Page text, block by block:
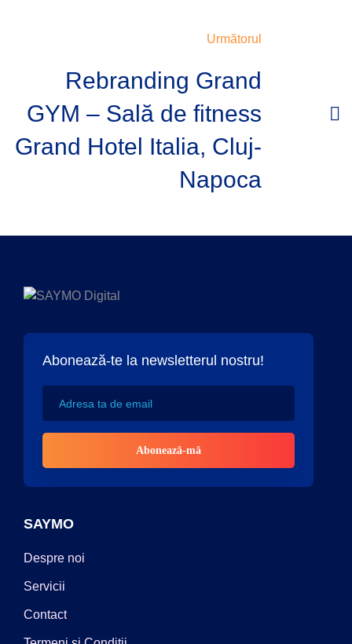
Următorul
Rebranding Grand
GYM – Sală de fitness
Grand Hotel Italia, Cluj-
Napoca
Abonează-te la newsletterul nostru!
SAYMO
Despre noi
Servicii
Contact